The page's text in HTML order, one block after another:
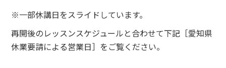
※一部休講日をスライドしています。
再開後のレッスンスケジュールと合わせて下記［愛知県
休業要請による営業日］をご覧ください。